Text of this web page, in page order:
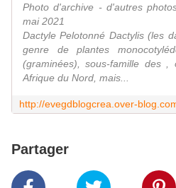
Photo d'archive - d'autres
mai 2021
Dactyle Pelotonné Dactylis (les
genre de plantes
(graminées), sous-famille des
Afrique du Nord, mais...
Partager